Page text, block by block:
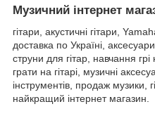
Музичний інтернет
гітари, акустичні гітари,
доставка по Україні,
струни для гітар, навчання грі
грати на гітарі, музичні
інструментів, продаж музики,
найкращий інтернет магазин.